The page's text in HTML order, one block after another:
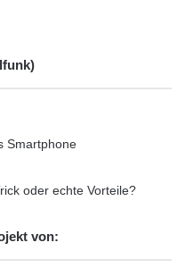
pm/51005/2117515
auf-
unter:
•Bank•
Smartphone
oder echte Vorteile?
von: